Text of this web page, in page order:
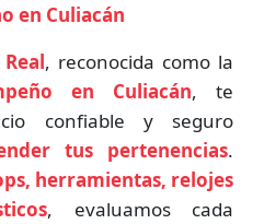
en Culiacán
, reconocida como la
en Culiacán, te
confiable y seguro
tus pertenencias.
herramientas, relojes
, evaluamos cada